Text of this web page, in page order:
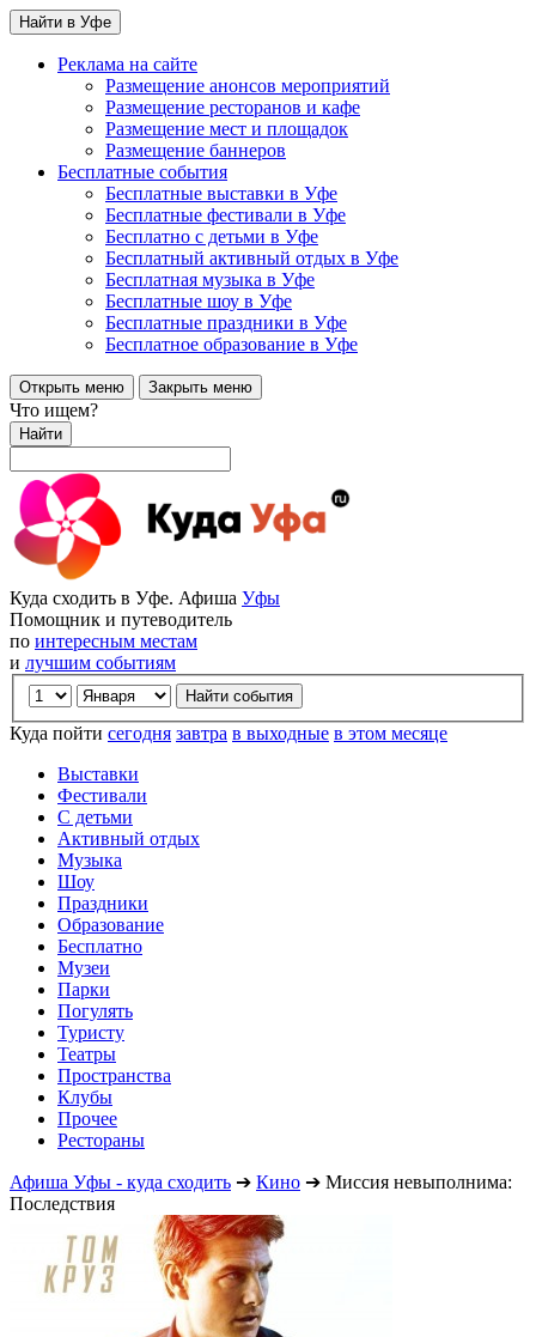
Найти в Уфе
Реклама на сайте
Размещение анонсов мероприятий
Размещение ресторанов и кафе
Размещение мест и площадок
Размещение баннеров
Бесплатные события
Бесплатные выставки в Уфе
Бесплатные фестивали в Уфе
Бесплатно с детьми в Уфе
Бесплатный активный отдых в Уфе
Бесплатная музыка в Уфе
Бесплатные шоу в Уфе
Бесплатные праздники в Уфе
Бесплатное образование в Уфе
Открыть меню Закрыть меню
Что ищем?
Найти
Куда сходить в Уфе. Афиша Уфы
Помощник и путеводитель
по интересным местам
и лучшим событиям
Куда пойти сегодня завтра в выходные в этом месяце
Выставки
Фестивали
С детьми
Активный отдых
Музыка
Шоу
Праздники
Образование
Бесплатно
Музеи
Парки
Погулять
Туристу
Театры
Пространства
Клубы
Прочее
Рестораны
Афиша Уфы - куда сходить ➔ Кино ➔ Миссия невыполнима:
Последствия